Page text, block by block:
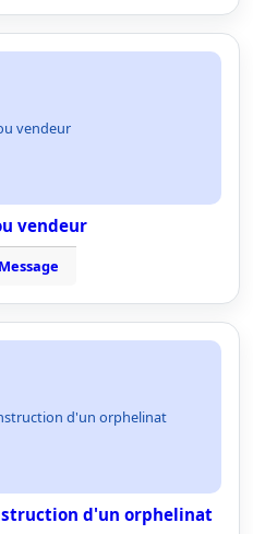
vendeur
vendeur
d'un orphelinat
d'un orphelinat